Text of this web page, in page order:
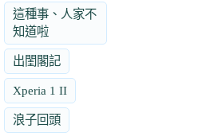
這種事、人家不
知道啦
出閨閣記
Xperia 1 II
浪子回頭